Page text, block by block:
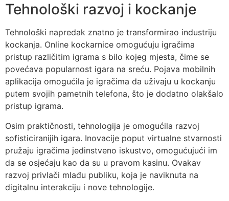
Tehnološki razvoj i kockanje
Tehnološki napredak znatno je transformirao industriju
kockanja. Online kockarnice omogućuju igračima
pristup različitim igrama s bilo kojeg mjesta, čime se
povećava popularnost igara na sreću. Pojava mobilnih
aplikacija omogućila je igračima da uživaju u kockanju
putem svojih pametnih telefona, što je dodatno olakšalo
pristup igrama.
Osim praktičnosti, tehnologija je omogućila razvoj
sofisticiranijih igara. Inovacije poput virtualne stvarnosti
pružaju igračima jedinstveno iskustvo, omogućujući im
da se osjećaju kao da su u pravom kasinu. Ovakav
razvoj privlači mlađu publiku, koja je naviknuta na
digitalnu interakciju i nove tehnologije.